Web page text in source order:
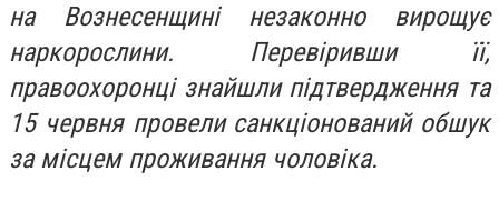
на Вознесенщині незаконно вирощує
наркорослини. Перевіривши її,
правоохоронці знайшли підтвердження та
15 червня провели санкціонований обшук
за місцем проживання чоловіка.